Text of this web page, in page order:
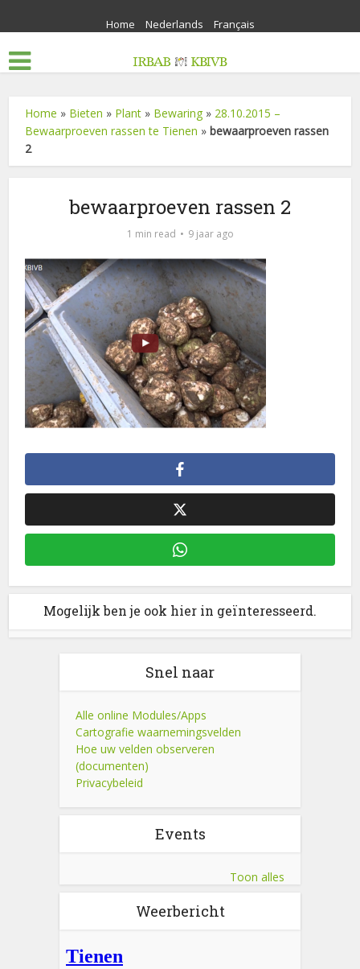
Home Nederlands Français
Home » Bieten » Plant » Bewaring » 28.10.2015 –
Bewaarproeven rassen te Tienen »bewaarproeven rassen
2
bewaarproeven rassen 2
1 min read 9 jaar ago
Mogelijk ben je ook hier in geïnteresseerd.
Snel naar
Alle online Modules/Apps
Cartografie waarnemingsvelden
Hoe uw velden observeren
(documenten)
Privacybeleid
Events
Toon alles
Weerbericht